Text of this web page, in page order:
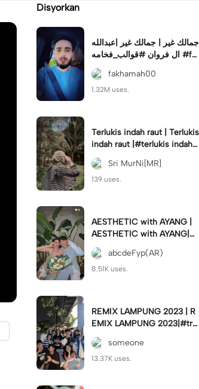
Disyorkan
جمالك غير | جمالك غير |عبدالله
ال فروان #قوالب_فخامه #fa
khamah00
fakhamah00
1.32M uses.
Terlukis indah raut | Terlukis
indah raut |#terlukis indah r
aut wajah mu dalam benakk
u
Sri MurNi[MR]
139 uses.
AESTHETIC with AYANG |
AESTHETIC with AYANG|#f
yp#template#aestethic#vi
ral#barengpasangan🥰
abcdeFyp(AR)
8.51K uses.
REMIX LAMPUNG 2023 | R
EMIX LAMPUNG 2023|#tre
nd#fyp#remixlampung#la
mpungpride#viral⚡️|
someone
13.37K uses.